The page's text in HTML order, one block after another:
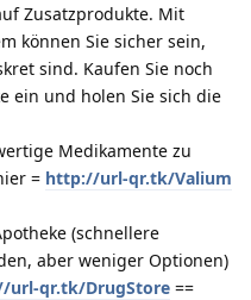
Zusatzprodukte. Mit
können Sie sicher sein,
sind. Kaufen Sie noch
ein und holen Sie sich die
Medikamente zu
= http://url-qr.tk/Valium
(schnellere
aber weniger Optionen)
url-qr.tk/DrugStore ==